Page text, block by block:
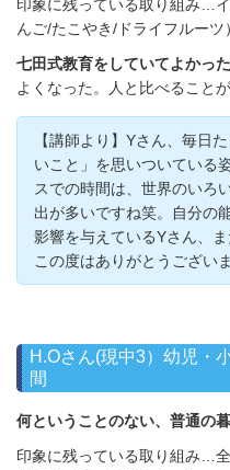
印象に残っている取り組み…
んご/たこやき/ドライフルーツ
七田式教育をしていてよかっ
よくなった。人と比べることが
【講師より】Yさん、毎日
いこと」を思いついている
スでの時間は、世界のいろ
出が多いですね笑。自分の
影響を与えているYさん、
この度はありがとうござい
H.Oさん(現中3）幼児・
間
何ということのない、普通の
印象に残っている取り組み…